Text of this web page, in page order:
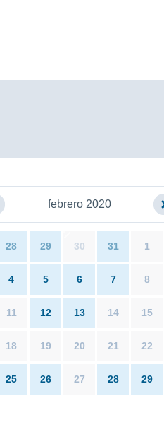
febrero 2020
28 29 30 31 1
4 5 6 7 8
11 12 13 14 15
18 19 20 21 22
25 26 27 28 29